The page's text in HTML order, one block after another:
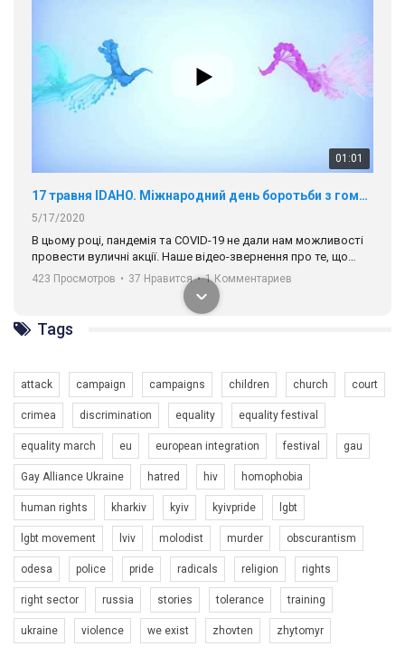
01:01
17 травня IDAHO. Міжнародний день боротьби з гомофобією трансфобією і біфобія.
5/17/2020
В цьому році, пандемія та COVІD-19 не дали нам можливості
провести вуличні акції. Наше відео-звернення про те, що
навіть коли ми у різних містах та не можемо зустрінеться, ми
разом. Ми закликаємо всіх хто поділяє цінності рівності та
солідарності, приєднатися до нас. Регіональні підрозділи
ГАУ є в 16 областях України.
Разом наш голос лунає гучніше!
423 Просмотров • 37 Нравится • 1 Комментариев
Зупинимо насильство проти ЛГБТ в Україні! Stop violence against LGBT in Ukraine!
6/30/2017
Емоційний та вражаючий промо-ролік на конкурс PACT, який
представляє програму "Гей-альянс Україна" з протидії
насильству проти ЛГБТ в Україні.
1.9K Просмотров • 226 Нравится 5 Комментариев
Tags
attack campaign campaigns children church court
crimea discrimination equality equality festival
equality march eu european integration festival gau
Gay Alliance Ukraine hatred hiv homophobia
human rights kharkiv kyiv kyivpride lgbt
lgbt movement lviv molodist murder obscurantism
odesa police pride radicals religion rights
right sector russia stories tolerance training
ukraine violence we exist zhovten zhytomyr